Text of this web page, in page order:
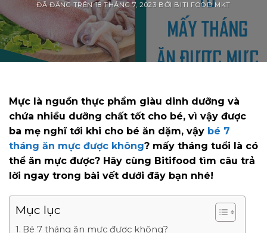
ĐÃ ĐĂNG TRÊN18 THÁNG 7, 2023 BỞI BITI FOOD MKT
Mực là nguồn thực phẩm giàu dinh dưỡng và
chứa nhiều dưỡng chất tốt cho bé, vì vậy được
ba mẹ nghĩ tới khi cho bé ăn dặm, vậy bé 7
tháng ăn mực được không? mấy tháng tuổi là có
thể ăn mực được? Hãy cùng Bitifood tìm câu trả
lời ngay trong bài vết dưới đây bạn nhé!
Mục lục
Bé 7 tháng ăn mực được không?